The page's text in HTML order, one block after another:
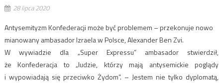
28 lipca 2020
Antysemityzm Konfederacji może być problemem – przekonuje nowo
mianowany ambasador Izraela w Polsce, Alexander Ben Zvi.
W wywiadzie dla „Super Expressu” ambasador stwierdził,
że Konfederacja to „ludzie, którzy mają antysemickie poglądy
i wypowiadają się przeciwko Żydom”. – Jestem nie tylko dyplomatą,